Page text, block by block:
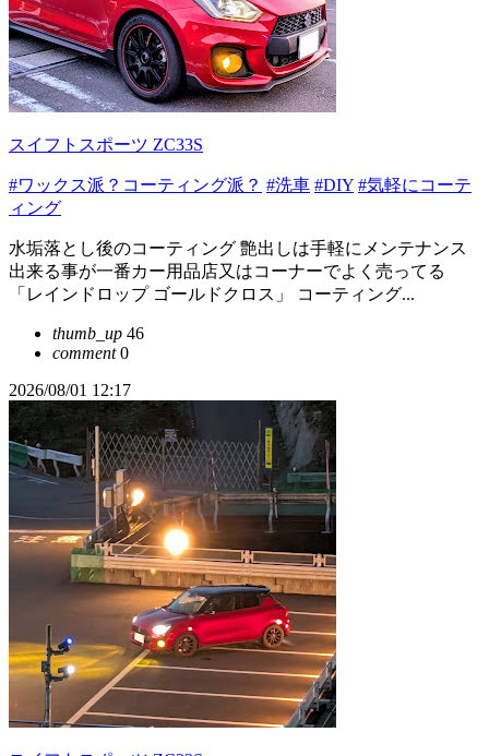
スイフトスポーツ ZC33S
#ワックス派？コーティング派？ #洗車 #DIY #気軽にコーテ
ィング
水垢落とし後のコーティング 艶出しは手軽にメンテナンス
出来る事が一番カー用品店又はコーナーでよく売ってる
「レインドロップ ゴールドクロス」 コーティング...
thumb_up 46
comment0
2026/08/01 12:17